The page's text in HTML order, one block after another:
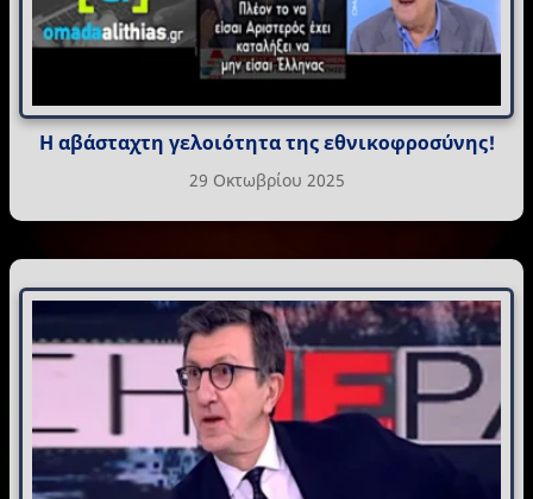
Η αβάσταχτη γελοιότητα της εθνικοφροσύνης!
29 Οκτωβρίου 2025